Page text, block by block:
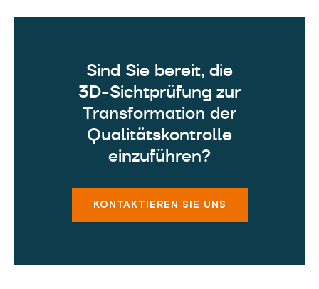
Sind Sie bereit, die
3D-Sichtprüfung zur
Transformation der
Qualitätskontrolle
einzuführen?
KONTAKTIEREN SIE UNS